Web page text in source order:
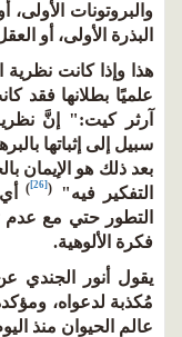
والبروتونات الأولى،
البذرة الأولى، أو
هذا وإذا كانت نظرية
علميًا بطلانها فقد
آرثر كيت:" إنَّ نظرية
سبيل إلى إثباتها
بعد ذلك هو الإيمان
التفكير فيه"
(
[26]
)أي
التطور حتي مع عدم
فكرة الألوهية.
يقول أنور الجندي
مُكذبة لدعواه،
عالم الحيوان منذ